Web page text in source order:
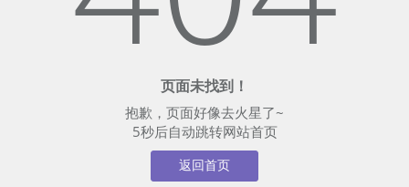
页面未找到！
抱歉，页面好像去火星了~
5秒后自动跳转网站首页
返回首页